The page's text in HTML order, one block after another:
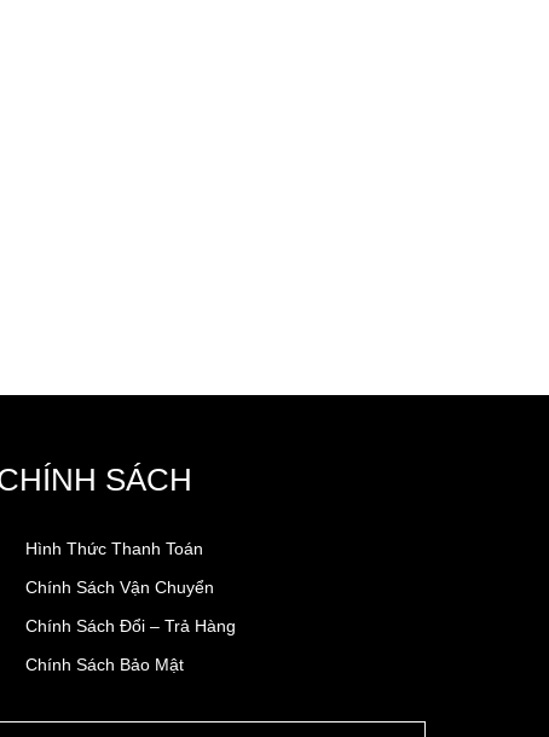
SÁCH
Hình Thức Thanh Toán
Chính Sách Vận Chuyển
Chính Sách Đổi – Trả Hàng
Chính Sách Bảo Mật